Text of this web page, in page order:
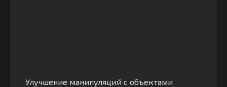
Улучшение манипуляций с объектами